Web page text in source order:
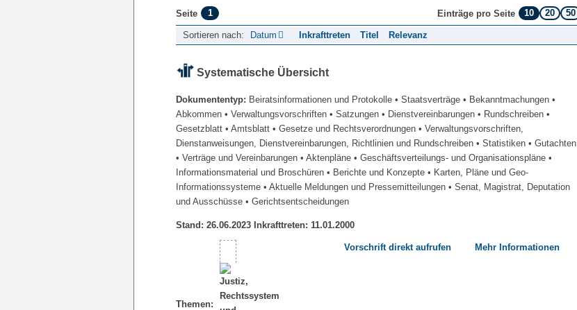
Seite 1 Einträge pro Seite 10 20 50
Sortieren nach: Datum Inkrafttreten Titel Relevanz
Systematische Übersicht
Dokumententyp: Beiratsinformationen und Protokolle • Staatsverträge • Bekanntmachungen •
Abkommen • Verwaltungsvorschriften • Satzungen • Dienstvereinbarungen • Rundschreiben •
Gesetzblatt • Amtsblatt • Gesetze und Rechtsverordnungen • Verwaltungsvorschriften,
Dienstanweisungen, Dienstvereinbarungen, Richtlinien und Rundschreiben • Statistiken • Gutachten
• Verträge und Vereinbarungen • Aktenpläne • Geschäftsverteilungs- und Organisationspläne •
Informationsmaterial und Broschüren • Berichte und Konzepte • Karten, Pläne und Geo-
Informationssysteme • Aktuelle Meldungen und Pressemitteilungen • Senat, Magistrat, Deputation
und Ausschüsse • Gerichtsentscheidungen
Stand: 26.06.2023 Inkrafttreten: 11.01.2000
Themen:
Vorschrift direkt aufrufen Mehr Informationen